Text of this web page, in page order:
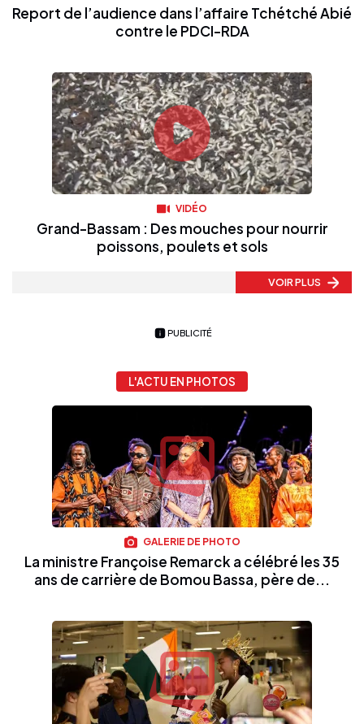
Report de l’audience dans l’affaire Tchétché Abié
contre le PDCI-RDA
VIDÉO
Grand-Bassam : Des mouches pour nourrir
poissons, poulets et sols
VOIR PLUS
PUBLICITÉ
L'ACTU EN PHOTOS
GALERIE DE PHOTO
La ministre Françoise Remarck a célébré les 35
ans de carrière de Bomou Bassa, père de...